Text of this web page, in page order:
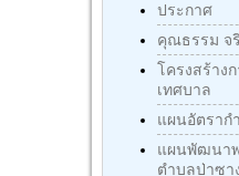
ประกาศ
คุณธรรม จ
โครงสร้าง
เทศบาล
แผนอัตราก
แผนพัฒนา
ตำบลป่าซา